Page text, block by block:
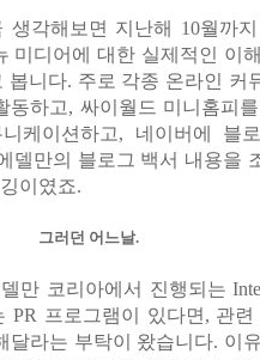
생각해보면 지난해 10월까
미디어에 대한 실제적인 이
봅니다. 주로 각종 온라인 커
동하고, 싸이월드 미니홈피
니케이션하고, 네이버에 블
델만의 블로그 백서 내용을
이였죠.
그러던 어느날.
만 코리아에서 진행되는
PR 프로그램이 있다면, 관
달라는 부탁이 왔습니다. 이